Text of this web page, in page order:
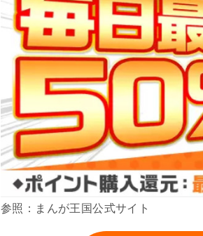
参照：まんが王国公式サイト